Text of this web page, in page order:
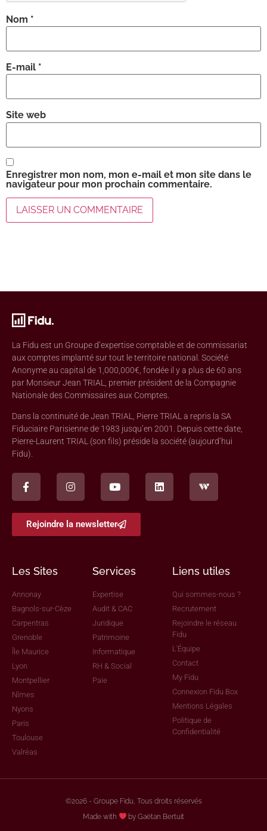
Nom *
E-mail *
Site web
Enregistrer mon nom, mon e-mail et mon site dans le
navigateur pour mon prochain commentaire.
La Fidu est un Groupe d’expertise comptable et de commissariat
aux comptes implanté sur tout le territoire national. Société
Anonyme au capital de 1,000,000€, fondée il y a plus de 60 ans
par Monsieur Jean TRIAL, premier président de la Compagnie
Nationale des Commissaires aux Comptes.
Dans la continuité de Jean TRIAL, Pierre TRIAL a repris la SA
Fiduciaire Parisienne de 1983 jusqu’en 2001. Depuis cette date,
Pierre-Laurent TRIAL (son fils) préside la société (aujourd’hui
Fidu).
Rejoindre la newsletter
Les Sites
Annonay
Bagnols-sur-Cèze
Carpentras
Grenoble
Île Maurice
Lyon
Montpellier
Nîmes
Nyons
Paris
Toulouse
Valréas
Services
Expertise
Audit & CAC
Juridique
Patrimoine
Informatique
RH & Social
Paie
Liens utiles
Qui sommes-nous ?
Recrutement
Rejoindre le réseau
Fidu
L'Équipe
Contact
My Fidu
Connexion Fidu Box
Mentions Légales
Politique de
Confidentialité
©2026 - Groupe Fidu, Tous droits réservés
Made with
by Gaëtan Bertuit